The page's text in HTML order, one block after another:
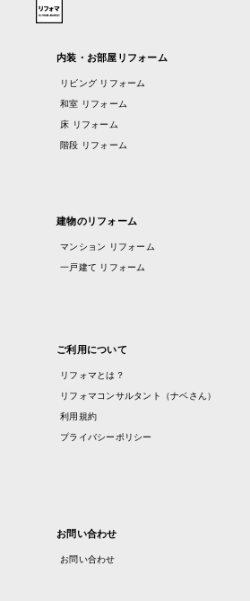
内装・お部屋リフォーム
リビング リフォーム
和室 リフォーム
床 リフォーム
階段 リフォーム
建物のリフォーム
マンション リフォーム
一戸建て リフォーム
ご利用について
リフォマとは？
リフォマコンサルタント（ナベさん）
利用規約
プライバシーポリシー
お問い合わせ
お問い合わせ